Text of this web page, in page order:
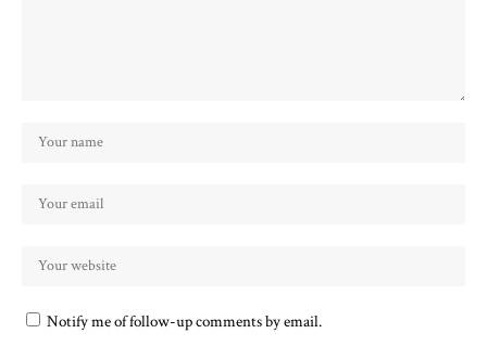
Notify me of follow-up comments by email.